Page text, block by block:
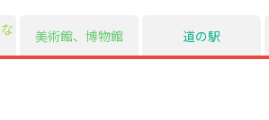
美術館、博物館 道の駅